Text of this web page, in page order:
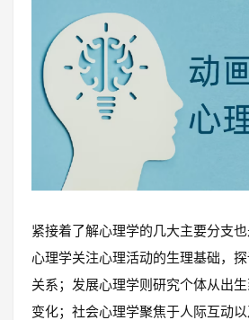
紧接着了解心理学的几大主要分支
心理学关注心理活动的生理基础，
关系；发展心理学则研究个体从出
变化；社会心理学聚焦于人际互动